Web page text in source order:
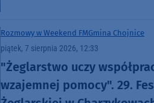
Rozmowy w Weekend FMGmina Chojnice
piątek, 7 sierpnia 2026, 12:33
"Żeglarstwo uczy
wzajemnej pomocy". 29.